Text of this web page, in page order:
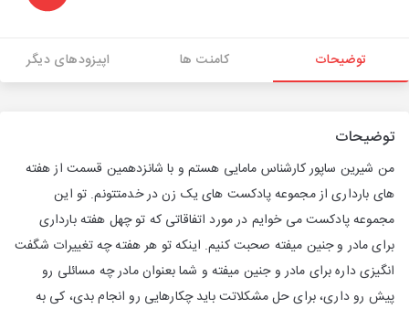
توضیحات کامنت ها اپیزودهای دیگر
توضیحات
من شیرین ساپور کارشناس مامایی هستم و با شانزدهمین قسمت از هفته
های بارداری از مجموعه پادکست های یک زن در خدمتتونم. تو این
مجموعه پادکست می خوایم در مورد اتفاقاتی که تو چهل هفته بارداری
برای مادر و جنین میفته صحبت کنیم. اینکه تو هر هفته چه تغییرات شگفت
انگیزی داره برای مادر و جنین میفته و شما بعنوان مادر چه مسائلی رو
پیش رو داری، برای حل مشکلاتت باید چکارهایی رو انجام بدی، کی به